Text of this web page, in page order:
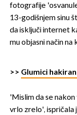
fotografije
13-godišnjem sinu
da isključi internet
mu objasni način na
>> Glumici
'Mislim da se nakon
vrlo zrelo', ispričala